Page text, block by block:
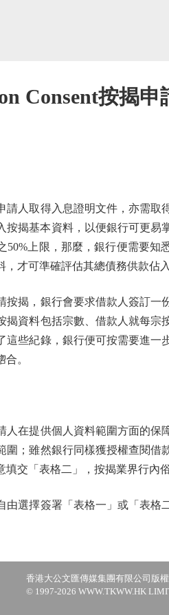
Consent按揭申
取得入息證明文件，亦需取
按揭基本資料，以便銀行可更
50%上限，那麼，銀行便需要
才可準確評估其總債務供款佔入
揭，銀行會要求借款人簽訂一
揭資料包括宗數、借款人就每
這些紀錄，銀行便可按需要進
。
提供個人資料範圍方面的保
圍；雖然銀行同樣獲授權查閱
交「表格二」，按揭業界行內俗
選擇簽署「表格一」或「表格
香港大公文匯傳媒集團有限公司版
© 1997-2026 WWW.TKWW.HK